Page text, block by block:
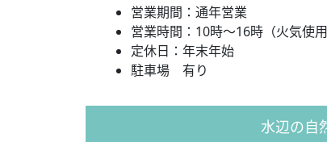
営業期間：通年営業
営業時間：10時～16時（火気使用
定休日：年末年始
駐車場 有り
水辺の自